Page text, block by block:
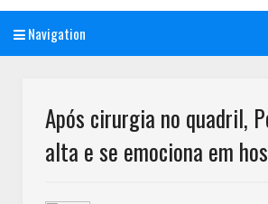
Navigation
Após cirurgia no quadril,
alta e se emociona em